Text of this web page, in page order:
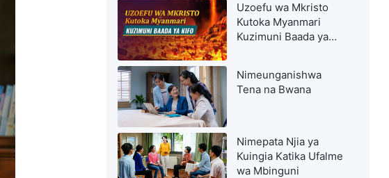
Uzoefu wa Mkristo
Kutoka Myanmari
Kuzimuni Baada ya
Nimeunganishwa
Tena na Bwana
Nimepata Njia ya
Kuingia Katika Ufalme
wa Mbinguni